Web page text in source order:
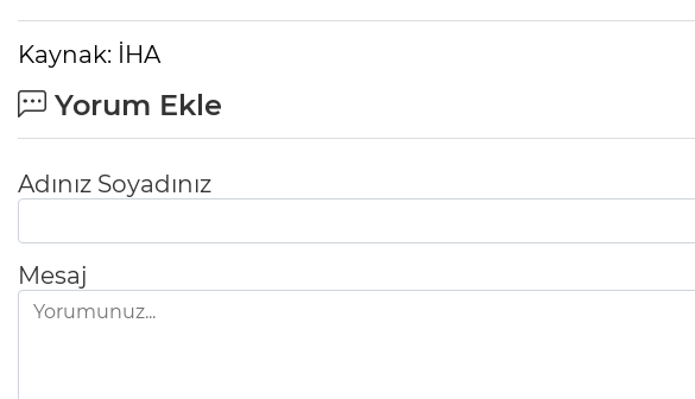
Kaynak: İHA
Yorum Ekle
Adınız Soyadınız
Mesaj